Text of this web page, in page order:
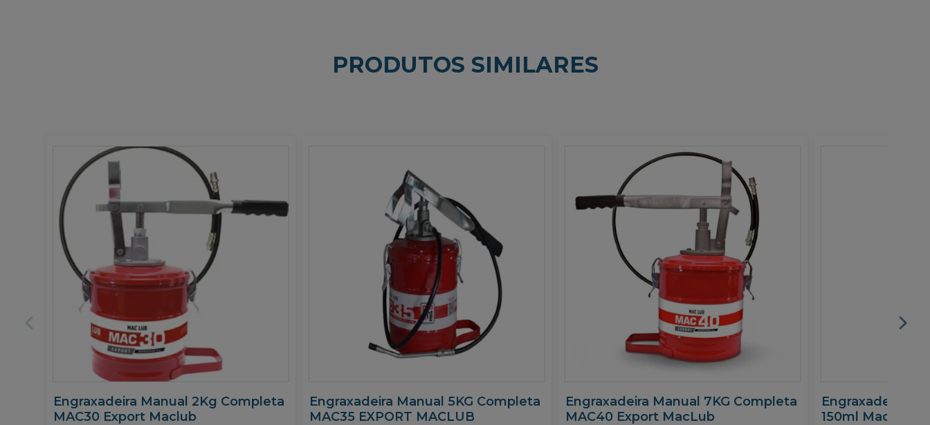
Engraxadeira Manual 2Kg Completa
MAC30 Export Maclub
Engraxadeira Manual 5KG Completa
MAC35 EXPORT MACLUB
Engraxadeira Manual 7KG Completa
MAC40 Export MacLub
Engraxadeira
150ml Maclub